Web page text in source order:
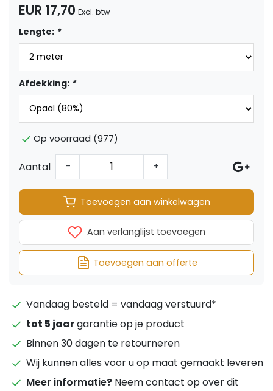
EUR 17,70 Excl. btw
Lengte: *
Afdekking: *
Op voorraad (977)
Aantal - +
Toevoegen aan winkelwagen
Aan verlanglijst toevoegen
Toevoegen aan offerte
Vandaag besteld = vandaag verstuurd*
tot 5 jaargarantie op je product
Binnen 30 dagen te retourneren
Wij kunnen alles voor u op maat gemaakt leveren
Meer informatie? Neem contact op over dit